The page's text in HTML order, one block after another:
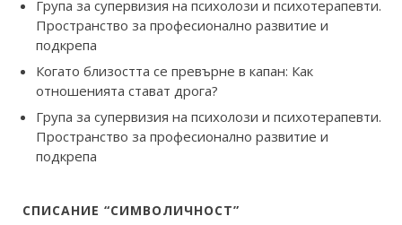
Група за супервизия на психолози и психотерапевти.
Пространство за професионално развитие и
подкрепа
Когато близостта се превърне в капан: Как
отношенията стават дрога?
Група за супервизия на психолози и психотерапевти.
Пространство за професионално развитие и
подкрепа
СПИСАНИЕ “СИМВОЛИЧНОСТ”